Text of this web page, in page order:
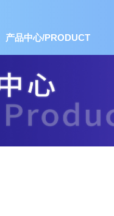
产品中心/PRODUCT